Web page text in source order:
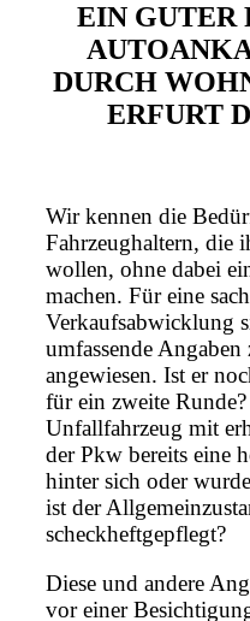
EIN GUTER
DURCH
ERFURT
Wir kennen die
Fahrzeughaltern, die
wollen, ohne dabei
machen. Für eine
Verkaufsabwicklung
umfassende
angewiesen. Ist er
für ein zweite
Unfallfahrzeug mit
der Pkw bereits eine
hinter sich oder
ist der
scheckheftgepflegt?
Diese und andere
vor einer